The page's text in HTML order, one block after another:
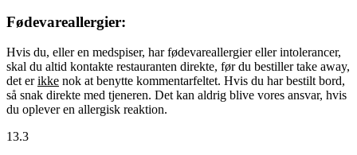
Fødevareallergier:
Hvis du, eller en medspiser, har fødevareallergier eller intolerancer,
skal du altid kontakte restauranten direkte, før du bestiller take away,
det erikke nok at benytte kommentarfeltet. Hvis du har bestilt bord,
så snak direkte med tjeneren. Det kan aldrig blive vores ansvar, hvis
du oplever en allergisk reaktion.
13.3